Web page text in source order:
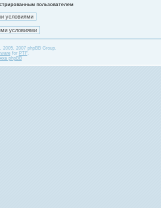
пользователем
2007 phpBB Group.
for PTF.
phpBB